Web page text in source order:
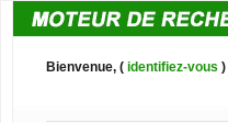
Bienvenue, ( identifiez-vous )